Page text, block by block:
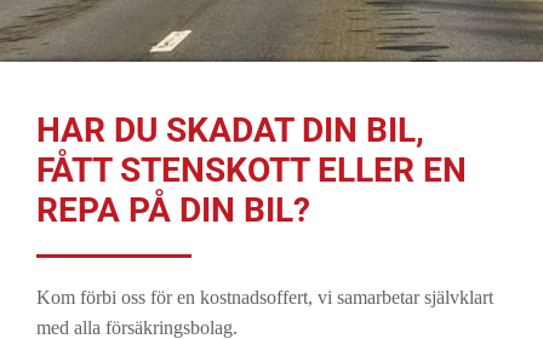
HAR DU SKADAT DIN BIL,
FÅTT STENSKOTT ELLER EN
REPA PÅ DIN BIL?
Kom förbi oss för en kostnadsoffert, vi samarbetar självklart
med alla försäkringsbolag.